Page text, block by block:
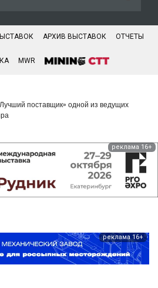
АРХИВ ВЫСТАВОК ОТЧЕТЫ
MWR
поставщик» одной из ведущих
реклама 16+
реклама 16+